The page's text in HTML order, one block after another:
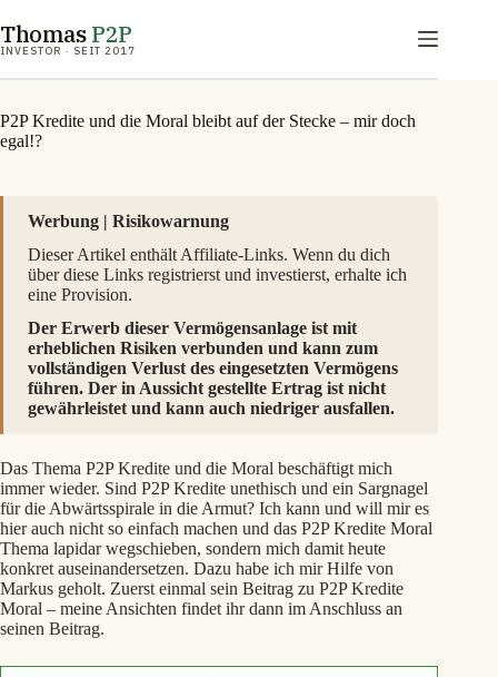
Inhalt
springen
ThomasP2P
INVESTOR · SEIT 2017
P2P Kredite und die Moral bleibt auf der Stecke – mir doch
egal!?
Werbung | Risikowarnung
Dieser Artikel enthält Affiliate-Links. Wenn du dich
über diese Links registrierst und investierst, erhalte ich
eine Provision.
Der Erwerb dieser Vermögensanlage ist mit
erheblichen Risiken verbunden und kann zum
vollständigen Verlust des eingesetzten Vermögens
führen. Der in Aussicht gestellte Ertrag ist nicht
gewährleistet und kann auch niedriger ausfallen.
Das Thema P2P Kredite und die Moral beschäftigt mich
immer wieder. Sind P2P Kredite unethisch und ein Sargnagel
für die Abwärtsspirale in die Armut? Ich kann und will mir es
hier auch nicht so einfach machen und das P2P Kredite Moral
Thema lapidar wegschieben, sondern mich damit heute
konkret auseinandersetzen. Dazu habe ich mir Hilfe von
Markus geholt. Zuerst einmal sein Beitrag zu P2P Kredite
Moral – meine Ansichten findet ihr dann im Anschluss an
seinen Beitrag.